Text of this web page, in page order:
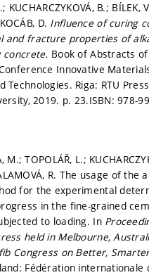
KUCHARCZYKOVÁ, B.; BÍLEK,
D. Influence of curing
and fracture properties of
concrete. Book of Abstracts
Innovative
Technologies. Riga: RTU
2019. p. 23.ISBN: 978-
M.; TOPOLÁŘ, L.;
R. The usage of the
for the experimental
in the fine-grained
to loading. In
held in Melbourne,
Congress on Better,
Fédération internationale